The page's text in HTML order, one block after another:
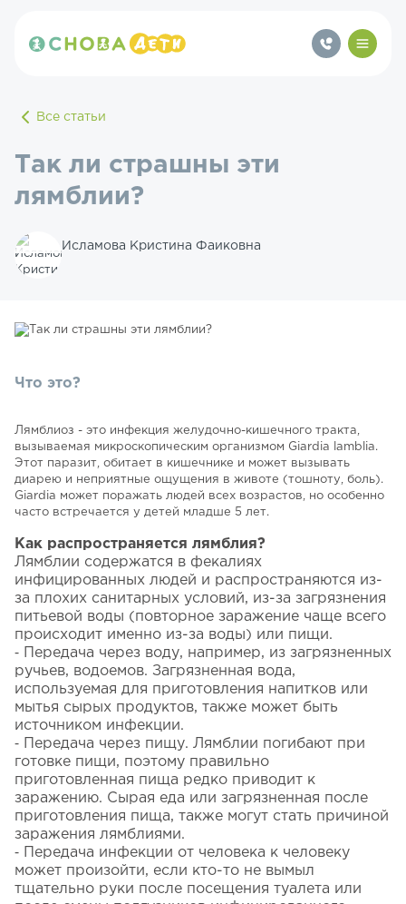
Все статьи
Так ли страшны эти
лямблии?
Исламова Кристина Фаиковна
Что это?
Лямблиоз - это инфекция желудочно-кишечного тракта,
вызываемая микроскопическим организмом Giardia lamblia.
Этот паразит, обитает в кишечнике и может вызывать
диарею и неприятные ощущения в животе (тошноту, боль).
Giardia может поражать людей всех возрастов, но особенно
часто встречается у детей младше 5 лет.
Как распространяется лямблия?
Лямблии содержатся в фекалиях
инфицированных людей и распространяются из-
за плохих санитарных условий, из-за загрязнения
питьевой воды (повторное заражение чаще всего
происходит именно из-за воды) или пищи.
⁃ Передача через воду, например, из загрязненных
ручьев, водоемов. Загрязненная вода,
используемая для приготовления напитков или
мытья сырых продуктов, также может быть
источником инфекции.
⁃ Передача через пищу. Лямблии погибают при
готовке пищи, поэтому правильно
приготовленная пища редко приводит к
заражению. Сырая еда или загрязненная после
приготовления пища, также могут стать причиной
заражения лямблиями.
⁃ Передача инфекции от человека к человеку
может произойти, если кто-то не вымыл
тщательно руки после посещения туалета или